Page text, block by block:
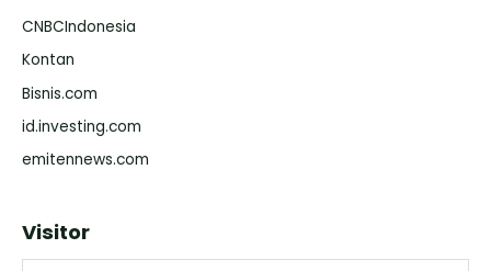
CNBCIndonesia
Kontan
Bisnis.com
id.investing.com
emitennews.com
Visitor